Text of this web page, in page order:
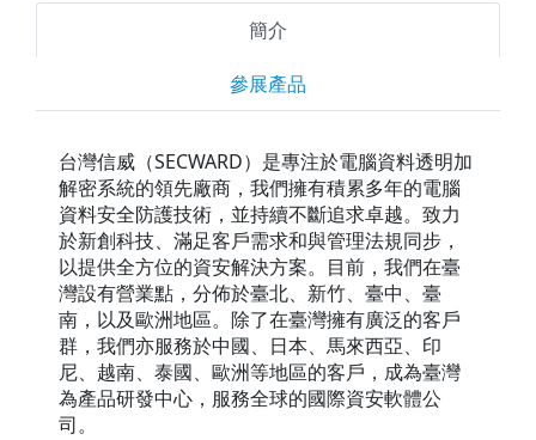
簡介
參展產品
台灣信威（SECWARD）是專注於電腦資料透明加
解密系統的領先廠商，我們擁有積累多年的電腦
資料安全防護技術，並持續不斷追求卓越。致力
於新創科技、滿足客戶需求和與管理法規同步，
以提供全方位的資安解決方案。目前，我們在臺
灣設有營業點，分佈於臺北、新竹、臺中、臺
南，以及歐洲地區。除了在臺灣擁有廣泛的客戶
群，我們亦服務於中國、日本、馬來西亞、印
尼、越南、泰國、歐洲等地區的客戶，成為臺灣
為產品研發中心，服務全球的國際資安軟體公
司。